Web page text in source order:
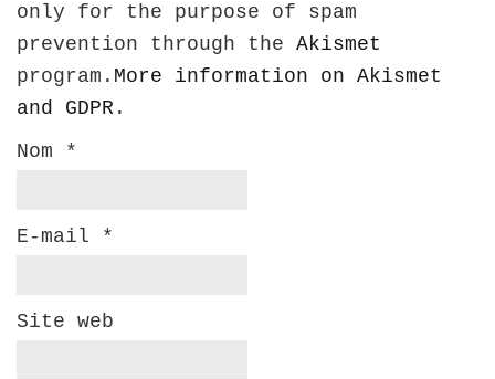
only for the purpose of spam
prevention through the Akismet
program. More information on Akismet
and GDPR .
Nom *
E-mail *
Site web